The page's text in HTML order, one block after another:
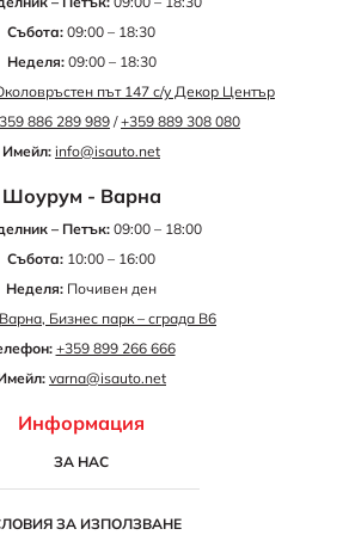
Събота: 09:00 – 18:30
Неделя:09:00 – 18:30
път 147 с/у Декор Център
886 289 989 /+359 889 308 080
Имейл: info@isauto.net
Шоурум - Варна
– Петък: 09:00 – 18:00
Събота: 10:00 – 16:00
Неделя: Почивен ден
Варна, Бизнес парк – сграда B6
+359 899 266 666
varna@isauto.net
Информация
ЗА НАС
ЗА ИЗПОЛЗВАНЕ